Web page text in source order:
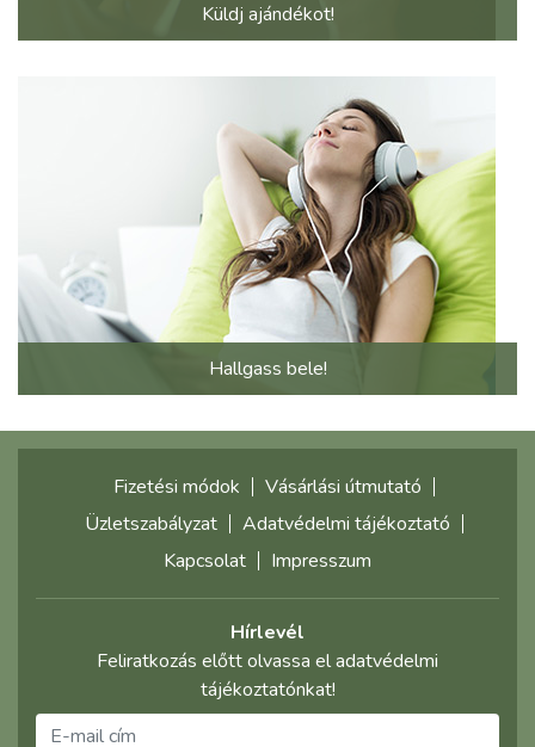
Küldj ajándékot!
Hallgass bele!
Fizetési módok
Vásárlási útmutató
Üzletszabályzat
Adatvédelmi tájékoztató
Kapcsolat
Impresszum
Hírlevél
Feliratkozás előtt olvassa el adatvédelmi
tájékoztatónkat!